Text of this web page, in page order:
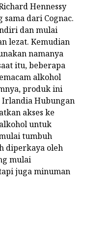
Hennessy
dari Cognac.
dan mulai
lezat. Kemudian
namanya
itu, beberapa
alkohol
produk ini
Hubungan
akses ke
untuk
tumbuh
diperkaya oleh
mulai
juga minuman